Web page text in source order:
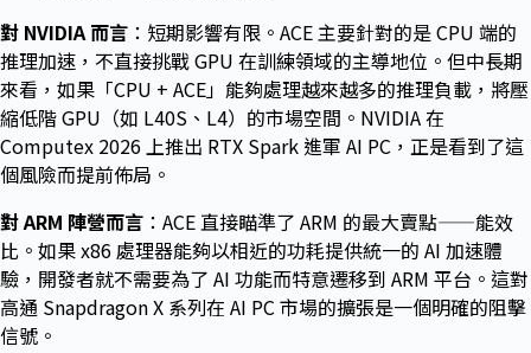
對 NVIDIA 而言 ：短期影響有限。ACE 主要針對的是 CPU 端的
推理加速，不直接挑戰 GPU 在訓練領域的主導地位。但中長期
來看，如果「CPU + ACE」能夠處理越來越多的推理負載，將壓
縮低階 GPU（如 L40S、L4）的市場空間。NVIDIA 在
Computex 2026 上推出 RTX Spark 進軍 AI PC，正是看到了這
個風險而提前佈局。
對 ARM 陣營而言 ：ACE 直接瞄準了 ARM 的最大賣點——能效
比。如果 x86 處理器能夠以相近的功耗提供統一的 AI 加速體
驗，開發者就不需要為了 AI 功能而特意遷移到 ARM 平台。這對
高通 Snapdragon X 系列在 AI PC 市場的擴張是一個明確的阻擊
信號。